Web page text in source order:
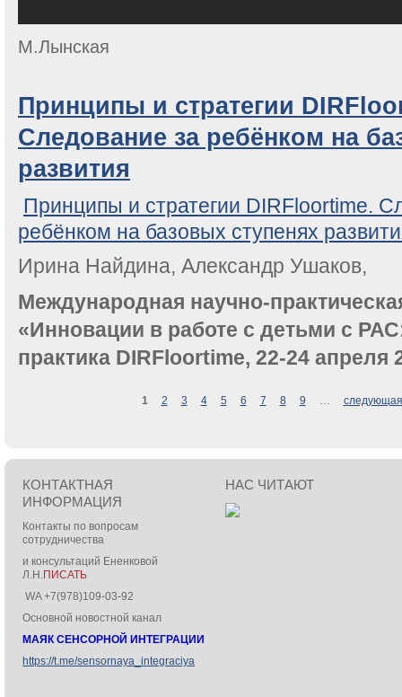
М.Лынская
Принципы и стратегии
Следование за ребёнком на
развития
Принципы и стратегии DIRFloortime.
ребёнком на базовых ступенях
Ирина Найдина, Александр Ушаков,
Международная научно-
«Инновации в работе с детьми с
практика DIRFloortime, 22-24 апреля
1 2 3 4 5 6 7 8 9 … следующая
КОНТАКТНАЯ
ИНФОРМАЦИЯ
Контакты по вопросам
сотрудничества
и консультаций Ененковой
Л.Н.ПИСАТЬ
WA +7(978)109-03-92
Основной новостной канал
МАЯК СЕНСОРНОЙ ИНТЕГРАЦИИ
https://t.me/sensornaya_integraciya
НАС ЧИТАЮТ